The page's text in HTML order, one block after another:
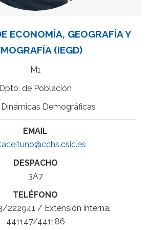
ECONOMÍA, GEOGRAFÍA Y
(IEGD)
M1
Dpto. de Población
Demográficas
EMAIL
DESPACHO
3A7
TELÉFONO
222941 / Extensión interna:
441147/441186